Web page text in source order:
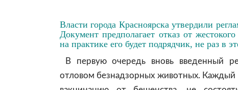
Власти города Красноярска утвердили
Документ предполагает отказ от
на практике его будет подрядчик, не раз в
В первую очередь вновь введенный
отловом безнадзорных животных. Каждый